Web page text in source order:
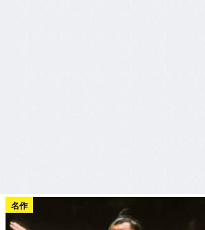
名作